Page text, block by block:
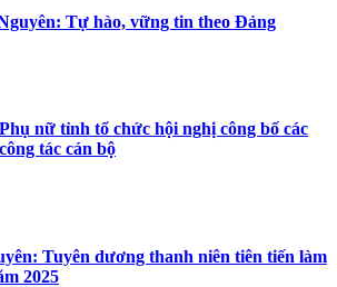
Tự hào, vững tin theo Đảng
nữ tỉnh tổ chức hội nghị công bố các
tác cán bộ
Tuyên dương thanh niên tiên tiến làm
2025